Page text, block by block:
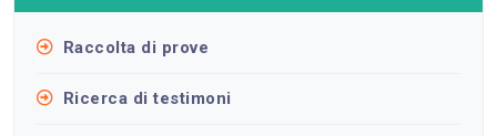
Raccolta di prove
Ricerca di testimoni